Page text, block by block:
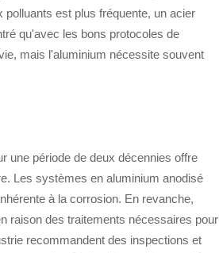
est plus fréquente, un acier
qu'avec les bons protocoles de
mais l'aluminium nécessite souvent
une période de deux décennies offre
Les systèmes en aluminium anodisé
à la corrosion. En revanche,
raison des traitements nécessaires pour
recommandent des inspections et